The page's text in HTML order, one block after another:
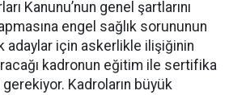
Kanunu’nun genel şartlarını
engel sağlık sorununun
adaylar için askerlikle ilişiğinin
kadronun eğitim ile sertifika
gerekiyor. Kadroların büyük